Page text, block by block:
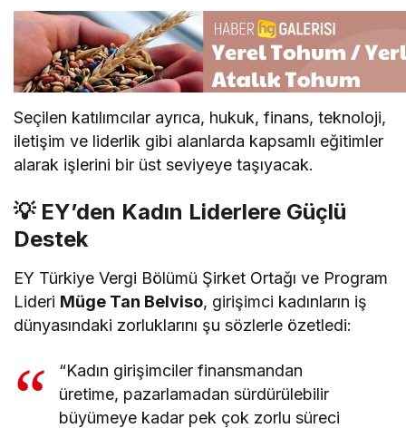
Seçilen katılımcılar ayrıca, hukuk, finans, teknoloji,
iletişim ve liderlik gibi alanlarda kapsamlı eğitimler
alarak işlerini bir üst seviyeye taşıyacak.
💡 EY’den Kadın Liderlere Güçlü
Destek
EY Türkiye Vergi Bölümü Şirket Ortağı ve Program
Lideri Müge Tan Belviso, girişimci kadınların iş
dünyasındaki zorluklarını şu sözlerle özetledi:
“Kadın girişimciler finansmandan
üretime, pazarlamadan sürdürülebilir
büyümeye kadar pek çok zorlu süreci